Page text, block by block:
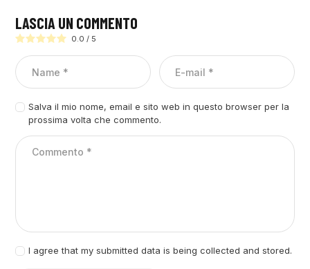
LASCIA UN COMMENTO
0.0 / 5
Salva il mio nome, email e sito web in questo browser per la
prossima volta che commento.
I agree that my submitted data is being collected and stored.